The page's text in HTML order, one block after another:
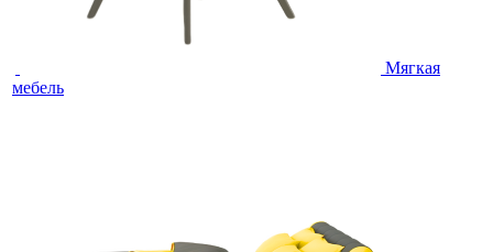
Мягкая
мебель